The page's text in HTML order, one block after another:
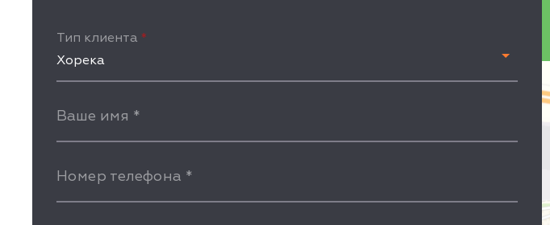
Тип клиента *
Хорека
Ваше имя *
Номер телефона *